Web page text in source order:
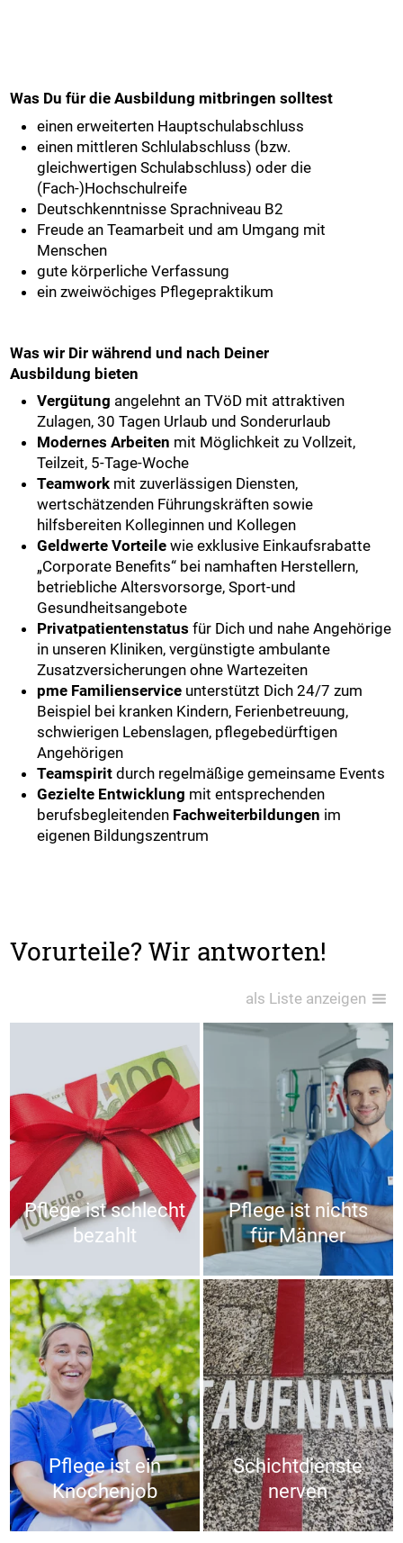
Was Du für die Ausbildung mitbringen solltest
einen erweiterten Hauptschulabschluss
einen mittleren Schlulabschluss (bzw.
gleichwertigen Schulabschluss) oder die
(Fach-)Hochschulreife
Deutschkenntnisse Sprachniveau B2
Freude an Teamarbeit und am Umgang mit
Menschen
gute körperliche Verfassung
ein zweiwöchiges Pflegepraktikum
Was wir Dir während und nach Deiner
Ausbildung bieten
Vergütung angelehnt an TVöD mit attraktiven
Zulagen, 30 Tagen Urlaub und Sonderurlaub
Modernes Arbeiten mit Möglichkeit zu Vollzeit,
Teilzeit, 5-Tage-Woche
Teamwork mit zuverlässigen Diensten,
wertschätzenden Führungskräften sowie
hilfsbereiten Kolleginnen und Kollegen
Geldwerte Vorteile wie exklusive Einkaufsrabatte
„Corporate Benefits“ bei namhaften Herstellern,
betriebliche Altersvorsorge, Sport-und
Gesundheitsangebote
Privatpatientenstatus für Dich und nahe Angehörige
in unseren Kliniken, vergünstigte ambulante
Zusatzversicherungen ohne Wartezeiten
pme Familienservice unterstützt Dich 24/7 zum
Beispiel bei kranken Kindern, Ferienbetreuung,
schwierigen Lebenslagen, pflegebedürftigen
Angehörigen
Teamspirit durch regelmäßige gemeinsame Events
Gezielte Entwicklung mit entsprechenden
berufsbegleitenden Fachweiterbildungen im
eigenen Bildungszentrum
Vorurteile? Wir antworten!
als Liste anzeigen
Pflege ist schlecht
bezahlt
Pflege ist nichts
für Männer
Pflege ist ein
Knochenjob
Schichtdienste
nerven